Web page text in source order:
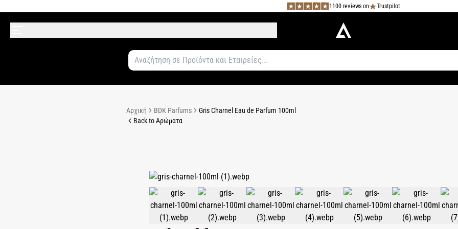
1100 reviews on Trustpilot
Αρχική BDK Parfums
Gris Charnel Eau de Parfum 100ml
Back to Αρώματα